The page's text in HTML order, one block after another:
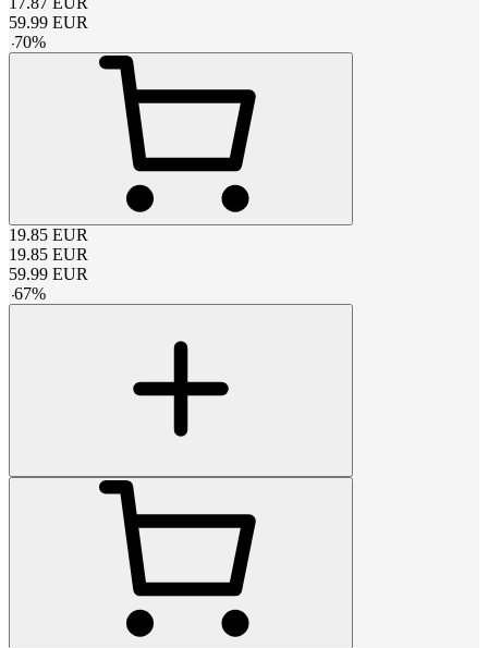
59.99 EUR
-70%
19.85 EUR
19.85 EUR
59.99 EUR
-67%